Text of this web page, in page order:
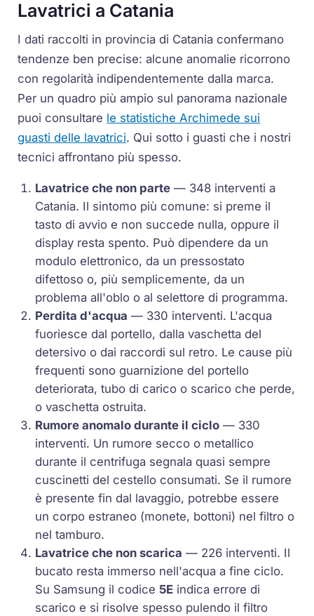
Lavatrici a Catania
I dati raccolti in provincia di Catania confermano
tendenze ben precise: alcune anomalie ricorrono
con regolarità indipendentemente dalla marca.
Per un quadro più ampio sul panorama nazionale
puoi consultare le statistiche Archimede sui
guasti delle lavatrici. Qui sotto i guasti che i nostri
tecnici affrontano più spesso.
Lavatrice che non parte — 348 interventi a
Catania. Il sintomo più comune: si preme il
tasto di avvio e non succede nulla, oppure il
display resta spento. Può dipendere da un
modulo elettronico, da un pressostato
difettoso o, più semplicemente, da un
problema all'oblo o al selettore di programma.
Perdita d'acqua — 330 interventi. L'acqua
fuoriesce dal portello, dalla vaschetta del
detersivo o dai raccordi sul retro. Le cause più
frequenti sono guarnizione del portello
deteriorata, tubo di carico o scarico che perde,
o vaschetta ostruita.
Rumore anomalo durante il ciclo — 330
interventi. Un rumore secco o metallico
durante il centrifuga segnala quasi sempre
cuscinetti del cestello consumati. Se il rumore
è presente fin dal lavaggio, potrebbe essere
un corpo estraneo (monete, bottoni) nel filtro o
nel tamburo.
Lavatrice che non scarica — 226 interventi. Il
bucato resta immerso nell'acqua a fine ciclo.
Su Samsung il codice 5E indica errore di
scarico e si risolve spesso pulendo il filtro